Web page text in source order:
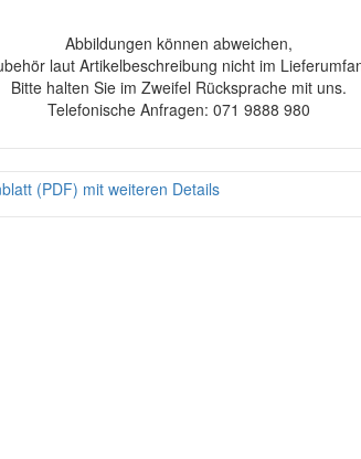
Abbildungen können abweichen,
laut Artikelbeschreibung nicht im
Bitte halten Sie im Zweifel Rücksprache mit uns.
Telefonische Anfragen: 071 9888 980
(PDF) mit weiteren Details